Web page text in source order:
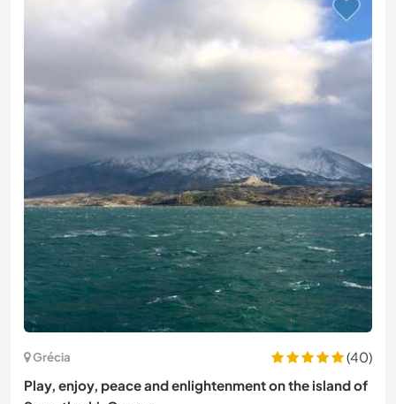
Grécia
(40)
Play, enjoy, peace and enlightenment on the island of